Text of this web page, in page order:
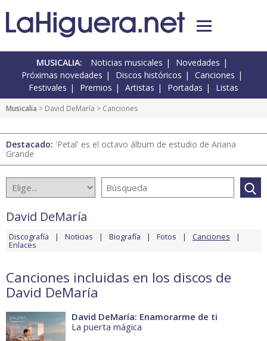
MUSICALIA: Noticias musicales
Novedades
Próximas novedades
Discos históricos
Canciones
Festivales
Premios Artistas Portadas Listas
Musicalia > David DeMaría > Canciones
Destacado: 'Petal' es el octavo álbum de estudio de Ariana
Grande
David DeMaría
Discografía Noticias Biografía Fotos Canciones
Enlaces
Canciones incluidas en los discos de
David DeMaría
David DeMaría: Enamorarme de ti
La puerta mágica